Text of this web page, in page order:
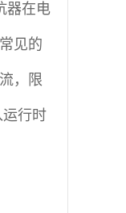
器在电
见的
，限
行时